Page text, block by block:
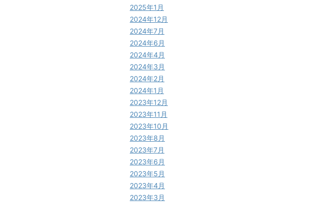
2025年1月
2024年12月
2024年7月
2024年6月
2024年4月
2024年3月
2024年2月
2024年1月
2023年12月
2023年11月
2023年10月
2023年8月
2023年7月
2023年6月
2023年5月
2023年4月
2023年3月